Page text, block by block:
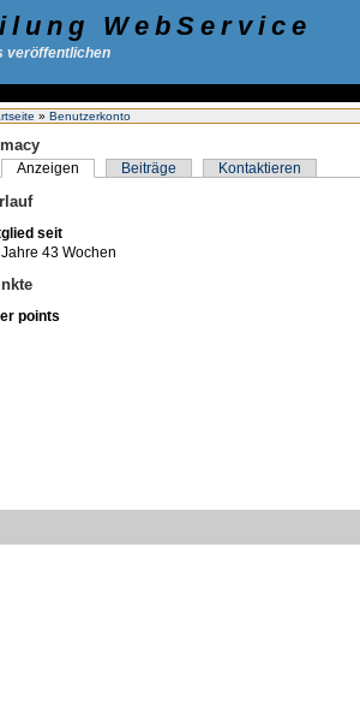
WebService
veröffentlichen
» Benutzerkonto
Anzeigen Beiträge Kontaktieren
seit
43 Wochen
points